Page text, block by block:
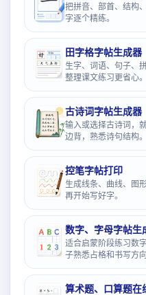
把拼音、部首、结构
字逐个精练。
田字格字帖生成器
生字、词语、句子、
整理课文练习更省心。
古诗词字帖生成器
输入或选择古诗词，
边背，熟悉诗句结构。
控笔字帖打印
生成线条、曲线、图
再开始写好字。
数字、字母字帖生
适合启蒙阶段练习数
子熟悉占格和书写方向
算术题、口算题在